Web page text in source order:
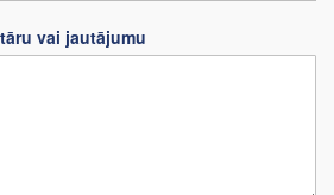
vai jautājumu